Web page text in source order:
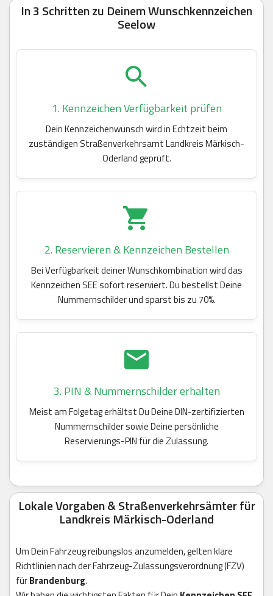
In 3 Schritten zu Deinem Wunschkennzeichen
Seelow
1. Kennzeichen Verfügbarkeit prüfen
Dein Kennzeichenwunsch wird in Echtzeit beim
zuständigen Straßenverkehrsamt Landkreis Märkisch-
Oderland geprüft.
2. Reservieren & Kennzeichen Bestellen
Bei Verfügbarkeit deiner Wunschkombination wird das
Kennzeichen SEE sofort reserviert. Du bestellst Deine
Nummernschilder und sparst bis zu 70%.
3. PIN & Nummernschilder erhalten
Meist am Folgetag erhältst Du Deine DIN-zertifizierten
Nummernschilder sowie Deine persönliche
Reservierungs-PIN für die Zulassung.
Lokale Vorgaben & Straßenverkehrsämter für
Landkreis Märkisch-Oderland
Um Dein Fahrzeug reibungslos anzumelden, gelten klare
Richtlinien nach der Fahrzeug-Zulassungsverordnung (FZV)
fürBrandenburg.